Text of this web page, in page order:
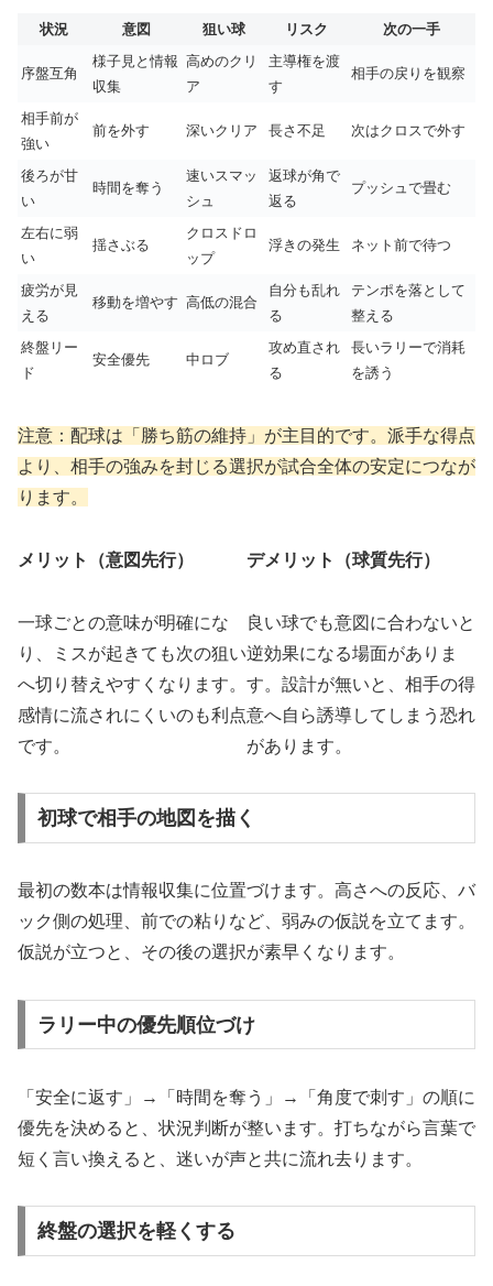
状況 意図 狙い球 リスク 次の一手
序盤互角
様子見と情報
収集
高めのクリ
ア
主導権を渡
す
相手の戻りを観察
相手前が
強い
前を外す 深いクリア 長さ不足 次はクロスで外す
後ろが甘
い
時間を奪う
速いスマッ
シュ
返球が角で
返る
プッシュで畳む
左右に弱
い
揺さぶる
クロスドロ
ップ
浮きの発生 ネット前で待つ
疲労が見
える
移動を増やす 高低の混合
自分も乱れ
る
テンポを落として
整える
終盤リー
ド
安全優先 中ロブ
攻め直され
る
長いラリーで消耗
を誘う
注意：配球は「勝ち筋の維持」が主目的です。派手な得点
より、相手の強みを封じる選択が試合全体の安定につなが
ります。
メリット（意図先行）
一球ごとの意味が明確にな
り、ミスが起きても次の狙い
へ切り替えやすくなります。
感情に流されにくいのも利点
です。
デメリット（球質先行）
良い球でも意図に合わないと
逆効果になる場面がありま
す。設計が無いと、相手の得
意へ自ら誘導してしまう恐れ
があります。
初球で相手の地図を描く
最初の数本は情報収集に位置づけます。高さへの反応、バ
ック側の処理、前での粘りなど、弱みの仮説を立てます。
仮説が立つと、その後の選択が素早くなります。
ラリー中の優先順位づけ
「安全に返す」→「時間を奪う」→「角度で刺す」の順に
優先を決めると、状況判断が整います。打ちながら言葉で
短く言い換えると、迷いが声と共に流れ去ります。
終盤の選択を軽くする